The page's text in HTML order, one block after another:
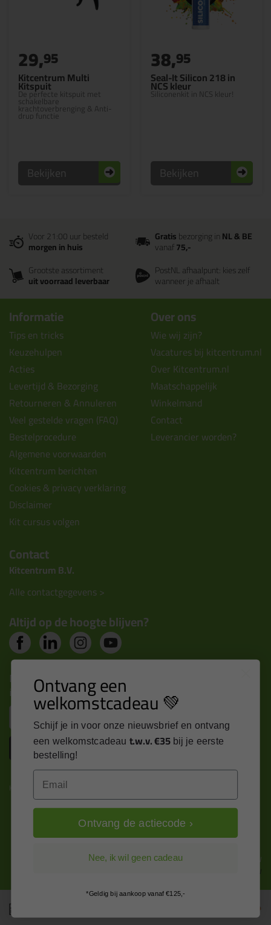
Kitcentrum Multi
Kitspuit
De perfecte kitspuit met
schakelbare
krachtoverbrenging & Anti-
drup functie
29,95
Bekijken
Seal-It Silicon 218 in
NCS kleur
Siliconenkit in NCS kleur!
38,95
Bekijken
Voor 21:00 uur besteld
morgen in huis
Gratisbezorging inNL & BE
vanaf75,-
Grootste assortiment
uit voorraad leverbaar
PostNL afhaalpunt: kies zelf
wanneer je afhaalt
Informatie
Tips en tricks
Keuzehulpen
Acties
Levertijd & Bezorging
Retourneren & Annuleren
Veel gestelde vragen (FAQ)
Bestelprocedure
Algemene voorwaarden
Kitcentrum berichten
Cookies & privacy verklaring
Disclaimer
Kit cursus volgen
Over ons
Wie wij zijn?
Vacatures bij kitcentrum.nl
Over Kitcentrum.nl
Maatschappelijk
Winkelmand
Contact
Leverancier worden?
Contact
Kitcentrum B.V.
Alle contactgegevens >
Altijd op de hoogte blijven?
Nieuws, tips en exclusieve deals rechtstreeks in je
inbox
Inschrijven
Kitcentrum is trots op:
Alle prijzen zijn in EURO en excl. 21% BTW
wijzig naar incl. BTW
Ontvang een
welkomstcadeau 💚
Schijf je in voor onze nieuwsbrief en ontvang
een welkomstcadeau t.w.v. €35 bij je eerste
bestelling!
Email
Ontvang de actiecode ›
Nee, ik wil geen cadeau
*Geldig bij aankoop vanaf €125,-